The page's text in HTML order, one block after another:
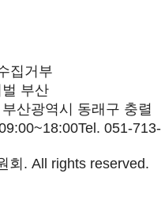
집거부
산광역시 동래구 충렬
Tel. 051-713-
회. All rights reserved.